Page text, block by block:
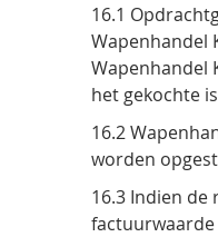
16.1
Wapenhandel
Wapenhandel
het gekochte
16.2
worden
16.3 Indien de
factuurwaarde